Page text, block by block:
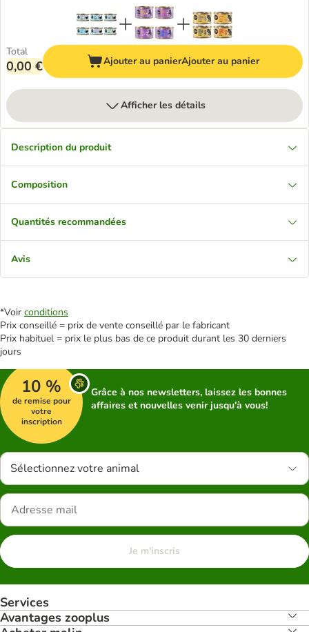
Total
0,00 € Ajouter au panierAjouter au panier
Afficher les détails
Description du produit
Composition
Quantités recommandées
Avis
*Voir conditions
Prix conseillé = prix de vente conseillé par le fabricant
Prix habituel = prix le plus bas de ce produit durant les 30 derniers
jours
10 %
de remise pour
votre
inscription
Grâce à nos newsletters, laissez les bonnes
affaires et nouvelles venir jusqu'à vous!
Sélectionnez votre animal
Je m'inscris
Services
Avantages zooplus